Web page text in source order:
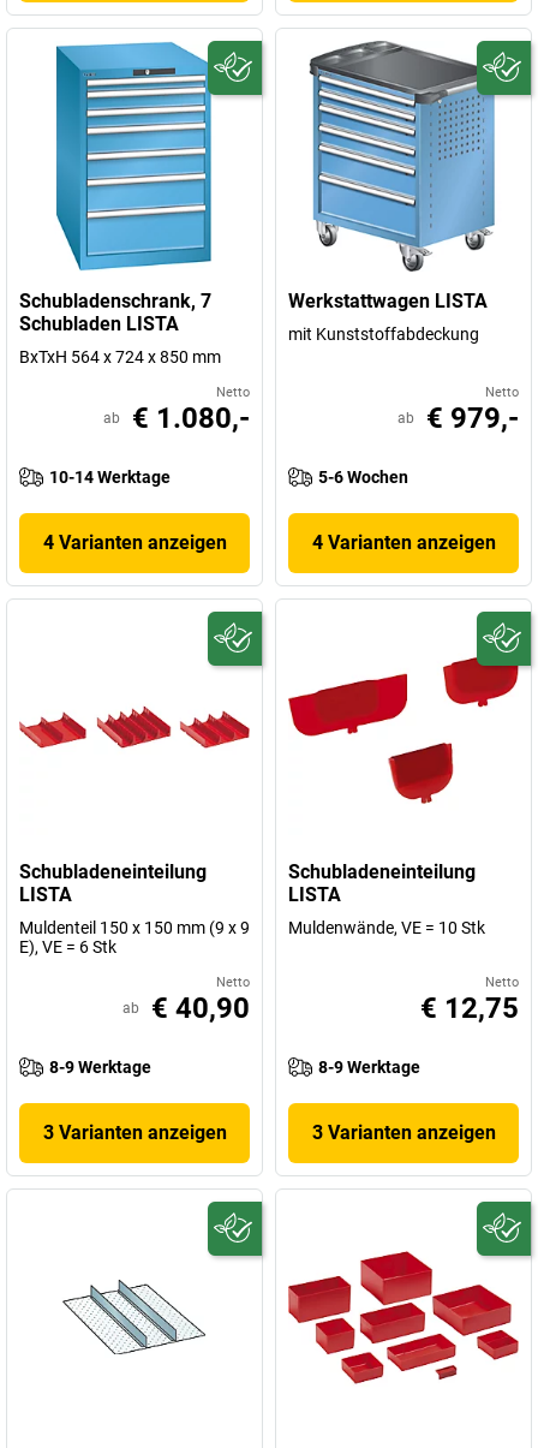
Schubladenschrank, 7
Schubladen LISTA
BxTxH 564 x 724 x 850 mm
Netto
ab € 1.080,-
10-14 Werktage
4 Varianten anzeigen
Werkstattwagen LISTA
mit Kunststoffabdeckung
Netto
ab € 979,-
5-6 Wochen
4 Varianten anzeigen
Schubladeneinteilung
LISTA
Muldenteil 150 x 150 mm (9 x 9
E), VE = 6 Stk
Netto
ab € 40,90
8-9 Werktage
3 Varianten anzeigen
Schubladeneinteilung
LISTA
Muldenwände, VE = 10 Stk
Netto
€ 12,75
8-9 Werktage
3 Varianten anzeigen